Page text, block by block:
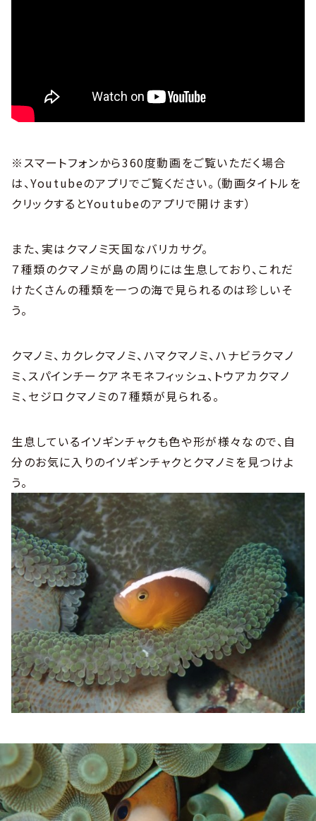
※スマートフォンから360度動画をご覧いただく場合
は、Youtubeのアプリでご覧ください。（動画タイトルを
クリックするとYoutubeのアプリで開けます）
また、実はクマノミ天国なバリカサグ。
７種類のクマノミが島の周りには生息しており、これだ
けたくさんの種類を一つの海で見られるのは珍しいそ
う。
クマノミ、カクレクマノミ、ハマクマノミ、ハナビラクマノ
ミ、スパインチークアネモネフィッシュ、トウアカクマノ
ミ、セジロクマノミの７種類が見られる。
生息しているイソギンチャクも色や形が様々なので、自
分のお気に入りのイソギンチャクとクマノミを見つけよ
う。